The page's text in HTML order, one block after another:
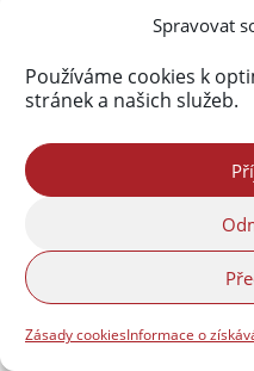
Spravovat
Používáme cookies k
stránek a našich služeb.
Zásady cookiesInformace o